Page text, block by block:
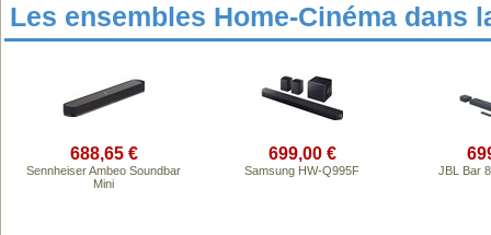
Les ensembles Home-Cinéma dans
688,65 €
Sennheiser Ambeo Soundbar
Mini
699,00 €
Samsung HW-Q995F JBL Bar